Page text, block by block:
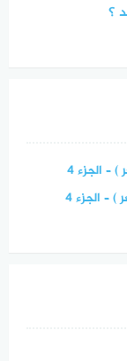
؟
الجزء 4
– الجزء 4